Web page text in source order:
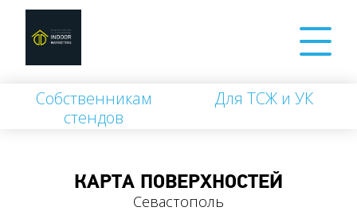
Собственникам
стендов
Для ТСЖ и УК
КАРТА ПОВЕРХНОСТЕЙ
Севастополь